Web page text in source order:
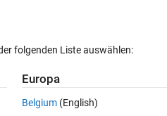
folgenden Liste auswählen:
Europa
Belgium (English)